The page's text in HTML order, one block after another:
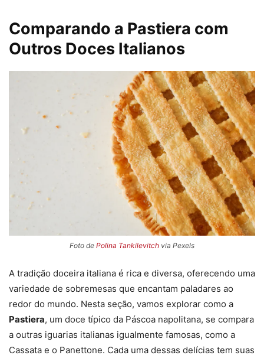
Comparando a Pastiera com
Outros Doces Italianos
Foto de Polina Tankilevitch via Pexels
A tradição doceira italiana é rica e diversa, oferecendo uma
variedade de sobremesas que encantam paladares ao
redor do mundo. Nesta seção, vamos explorar como a
Pastiera, um doce típico da Páscoa napolitana, se compara
a outras iguarias italianas igualmente famosas, como a
Cassata e o Panettone. Cada uma dessas delícias tem suas